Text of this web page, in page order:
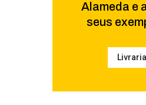
Alameda e
seus
Livraria